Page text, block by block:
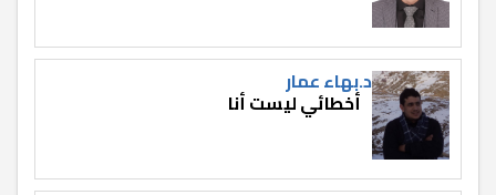
د.بهاء عمار
أخطائي ليست أنا